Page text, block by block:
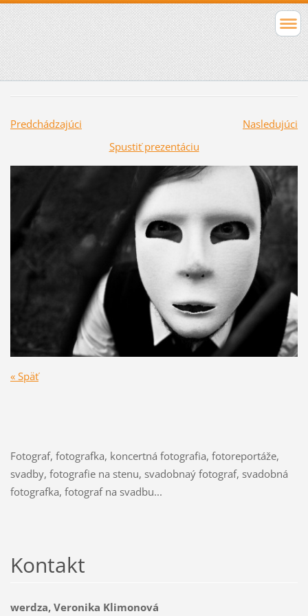
Predchádzajúci
Nasledujúci
Spustiť prezentáciu
« Späť
Fotograf, fotografka, koncertná fotografia, fotoreportáže,
svadby, fotografie na stenu, svadobnaý fotograf, svadobná
fotografka, fotograf na svadbu...
Kontakt
werdza, Veronika Klimonová